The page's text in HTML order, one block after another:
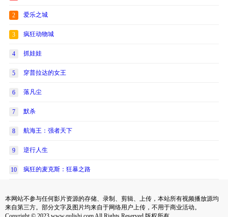
2 爱乐之城
3 疯狂动物城
4 抓娃娃
5 穿普拉达的女王
6 落凡尘
7 默杀
8 航海王：强者天下
9 逆行人生
10 疯狂的麦克斯：狂暴之路
本网站不参与任何影片资源的存储、录制、剪辑、上传，本站所有视频播放源均
来自第三方。部分文字及图片均来自于网络用户上传，不用于商业活动。